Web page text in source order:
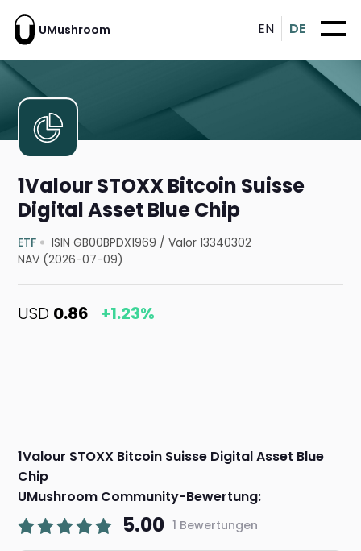
UMushroom EN DE
1Valour STOXX Bitcoin Suisse
Digital Asset Blue Chip
ETF ISIN GB00BPDX1969 /Valor 13340302
NAV (2026-07-09)
USD 0.86 +1.23%
1Valour STOXX Bitcoin Suisse Digital Asset Blue
Chip
UMushroom Community-Bewertung:
5.00 1 Bewertungen